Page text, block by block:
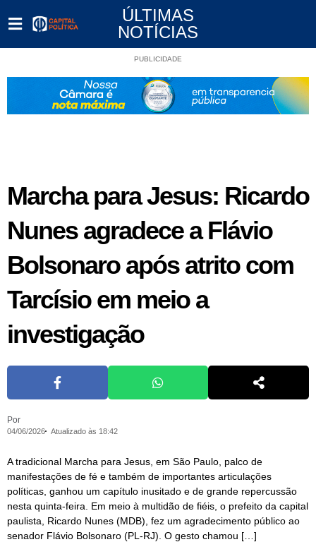
ÚLTIMAS
NOTÍCIAS
PUBLICIDADE
Marcha para Jesus: Ricardo
Nunes agradece a Flávio
Bolsonaro após atrito com
Tarcísio em meio a
investigação
Por
04/06/2026 Atualizado às 18:42
A tradicional Marcha para Jesus, em São Paulo, palco de
manifestações de fé e também de importantes articulações
políticas, ganhou um capítulo inusitado e de grande repercussão
nesta quinta-feira. Em meio à multidão de fiéis, o prefeito da capital
paulista, Ricardo Nunes (MDB), fez um agradecimento público ao
senador Flávio Bolsonaro (PL-RJ). O gesto chamou […]